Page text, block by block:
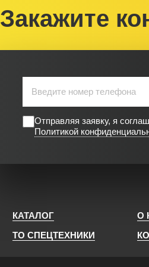
Закажите
Отправляя заявку, я
Политикой
КАТАЛОГ
О
ТО СПЕЦТЕХНИКИ